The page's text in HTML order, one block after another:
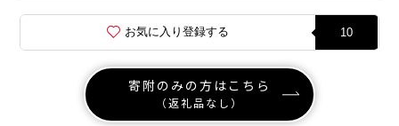
お気に入り登録する 10
寄附のみの方はこちら
（返礼品なし）